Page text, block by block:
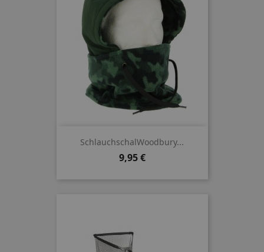
SchlauchschalWoodbury...
Preis
9,95 €